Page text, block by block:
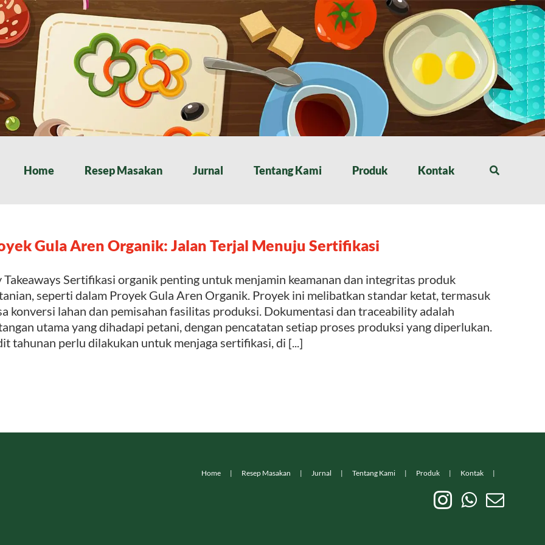
Home Resep Masakan Jurnal Tentang Kami Produk Kontak
Gula Aren Organik: Jalan Terjal Menuju Sertifikasi
Takeaways Sertifikasi organik penting untuk menjamin keamanan dan integritas produk
seperti dalam Proyek Gula Aren Organik. Proyek ini melibatkan standar ketat, termasuk
konversi lahan dan pemisahan fasilitas produksi. Dokumentasi dan traceability adalah
utama yang dihadapi petani, dengan pencatatan setiap proses produksi yang diperlukan.
tahunan perlu dilakukan untuk menjaga sertifikasi, di [...]
Home Resep Masakan Jurnal Tentang Kami Produk Kontak